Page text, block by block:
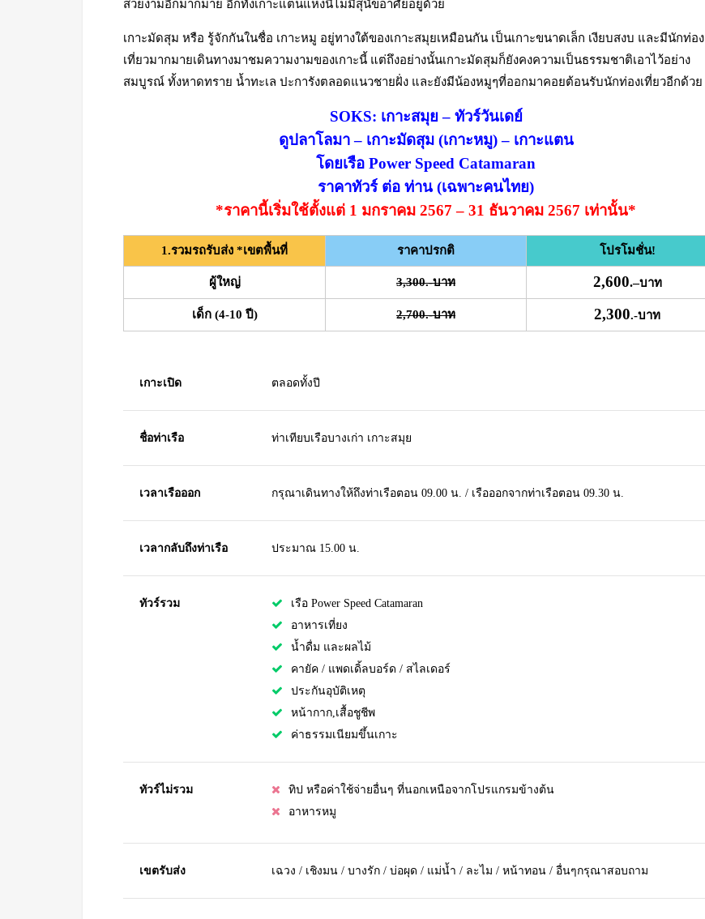
สวยงามอีกมากมาย อีกทั้งเกาะแตนแห่งนี้ไม่มีสุนัขอาศัยอยู่ด้วย
เกาะมัดสุม หรือ รู้จักกันในชื่อ เกาะหมู อยู่ทางใต้ของเกาะสมุยเหมือนกัน เป็นเกาะขนาดเล็ก เงียบสงบ และมีนักท่อง
เที่ยวมากมายเดินทางมาชมความงามของเกาะนี้ แต่ถึงอย่างนั้นเกาะมัดสุมก็ยังคงความเป็นธรรมชาติเอาไว้อย่าง
สมบูรณ์ ทั้งหาดทราย น้ำทะเล ปะการังตลอดแนวชายฝั่ง และยังมีน้องหมูๆที่ออกมาคอยต้อนรับนักท่องเที่ยวอีกด้วย
SOKS: เกาะสมุย – ทัวร์วันเดย์
ดูปลาโลมา – เกาะมัดสุม (เกาะหมู) – เกาะแตน
โดยเรือ Power Speed Catamaran
ราคาทัวร์ ต่อ ท่าน (เฉพาะคนไทย)
*ราคานี้เริ่มใช้ตั้งแต่ 1 มกราคม 2567 – 31 ธันวาคม 2567 เท่านั้น*
1.รวมรถรับส่ง *เขตพื้นที่ ราคาปรกติ โปรโมชั่น!
ผู้ใหญ่ 3,300.-บาท 2,600.–บาท
เด็ก (4-10 ปี) 2,700.-บาท 2,300.-บาท
เกาะเปิด ตลอดทั้งปี
ชื่อท่าเรือ ท่าเทียบเรือบางเก่า เกาะสมุย
เวลาเรือออก กรุณาเดินทางให้ถึงท่าเรือตอน 09.00 น. / เรือออกจากท่าเรือตอน 09.30 น.
เวลากลับถึงท่าเรือ ประมาณ 15.00 น.
ทัวร์รวม
เรือ Power Speed Catamaran
อาหารเที่ยง
น้ำดื่ม และผลไม้
คายัค / แพดเดิ้ลบอร์ด / สไลเดอร์
ประกันอุบัติเหตุ
หน้ากาก,เสื้อชูชีพ
ค่าธรรมเนียมขึ้นเกาะ
ทัวร์ไม่รวม
ทิป หรือค่าใช้จ่ายอื่นๆ ที่นอกเหนือจากโปรแกรมข้างต้น
อาหารหมู
เขตรับส่ง เฉวง / เชิงมน / บางรัก / บ่อผุด / แม่น้ำ / ละไม / หน้าทอน / อื่นๆกรุณาสอบถาม